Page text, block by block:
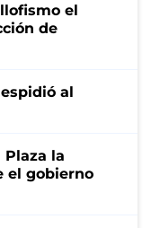
el
de
al
la
el gobierno